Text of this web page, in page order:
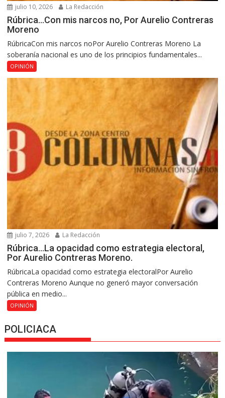
julio 10, 2026 La Redacción
Rúbrica…Con mis narcos no, Por Aurelio Contreras
Moreno
RúbricaCon mis narcos noPor Aurelio Contreras Moreno La
soberanía nacional es uno de los principios fundamentales...
OPINIÓN
julio 7, 2026 La Redacción
Rúbrica…La opacidad como estrategia electoral,
Por Aurelio Contreras Moreno.
RúbricaLa opacidad como estrategia electoralPor Aurelio
Contreras Moreno Aunque no generó mayor conversación
pública en medio...
OPINIÓN
POLICIACA